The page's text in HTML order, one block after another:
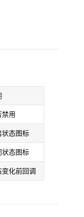
禁用
状态图标
状态图标
变化前回调